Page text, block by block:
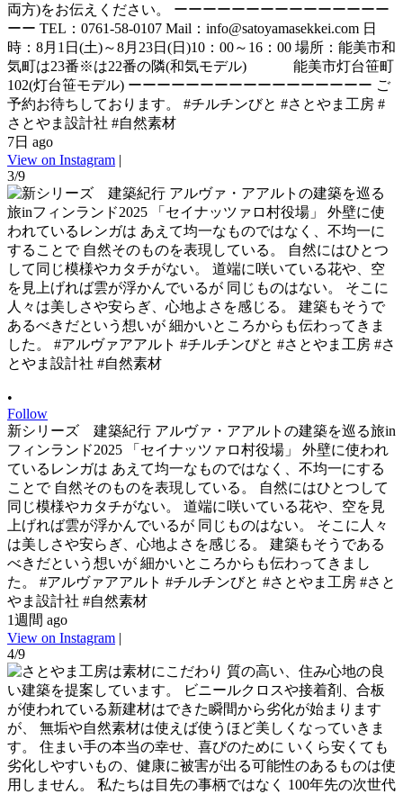
両方)をお伝えください。 ーーーーーーーーーーーーーーー
ーー TEL：0761-58-0107 Mail：info@satoyamasekkei.com 日
時：8月1日(土)～8月23日(日)10：00～16：00 場所：能美市和
気町は23番※は22番の隣(和気モデル) 能美市灯台笹町
102(灯台笹モデル) ーーーーーーーーーーーーーーーーー ご
予約お待ちしております。 #チルチンびと #さとやま工房 #
さとやま設計社 #自然素材
7日 ago
View on Instagram |
3/9
•
Follow
新シリーズ 建築紀行 アルヴァ・アアルトの建築を巡る旅in
フィンランド2025 「セイナッツァロ村役場」 外壁に使われ
ているレンガは あえて均一なものではなく、不均一にする
ことで 自然そのものを表現している。 自然にはひとつして
同じ模様やカタチがない。 道端に咲いている花や、空を見
上げれば雲が浮かんでいるが 同じものはない。 そこに人々
は美しさや安らぎ、心地よさを感じる。 建築もそうである
べきだという想いが 細かいところからも伝わってきまし
た。 #アルヴァアアルト #チルチンびと #さとやま工房 #さと
やま設計社 #自然素材
1週間 ago
View on Instagram |
4/9